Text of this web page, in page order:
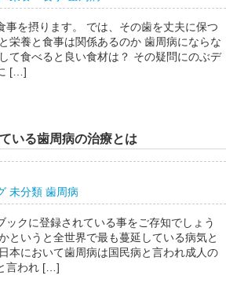
事を摂ります。 では、その歯を丈夫に保つ
栄養と食事は関係あるのか 歯周病にならな
て食べると良い食材は？ その疑問にのぶデ
[…]
いる歯周病の治療とは
未分類 歯周病
ックに登録されている事をご存知でしょう
というと全世界で最も蔓延している病気と
本において歯周病は国民病と言われ成人の
言われ […]